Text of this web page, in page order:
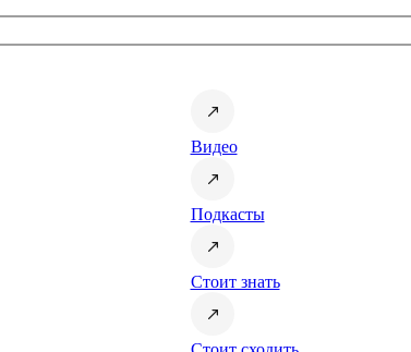
Видео
Подкасты
Стоит знать